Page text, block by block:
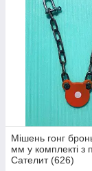
Мішень гонг
мм у комплекті з
Сателит (626)